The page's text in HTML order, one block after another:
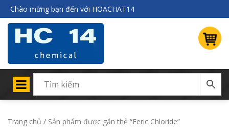
Chào mừng bạn đến với HOACHAT14
Trang chủ / Sản phẩm được gắn thẻ “Feric Chloride”